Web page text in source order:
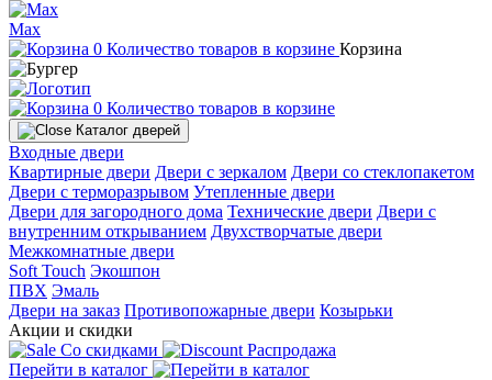
Max
0 Количество товаров в корзине Корзина
0 Количество товаров в корзине
Каталог дверей
Входные двери
Квартирные двери Двери с зеркалом Двери со стеклопакетом
Двери с терморазрывом Утепленные двери
Двери для загородного дома Технические двери Двери с
внутренним открыванием Двухстворчатые двери
Межкомнатные двери
Soft Touch Экошпон
ПВХ Эмаль
Двери на заказ Противопожарные двери Козырьки
Акции и скидки
Со скидками
Распродажа
Перейти в каталог